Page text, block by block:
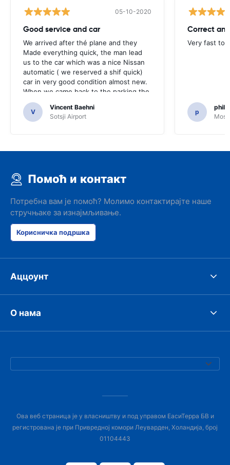
05-10-2020
Good service and car
We arrived after thé plane and they
Made everything quick, the man lead
us to the car which was a nice Nissan
automatic ( we reserved a shif quick)
car in very good condition almost new.
When we came back to the parking the
same man came in 5 minutes and after
a quick check we left. Very friendly and
nice. We can only recommand this
V
Vincent Baehni
Sotsji Airport
Correct
Very fast to
p
Помоћ и контакт
Потребна вам је помоћ? Молимо контактирајте наше
стручњаке за изнајмљивање.
Корисничка подршка
Аццоунт
О нама
Ова веб страница је у власништву и под управом ЕасиТерра БВ и
регистрована је при Привредној комори Леуварден, Холандија, број
01104443